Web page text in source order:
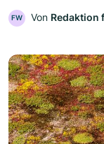
FW Von Redaktion